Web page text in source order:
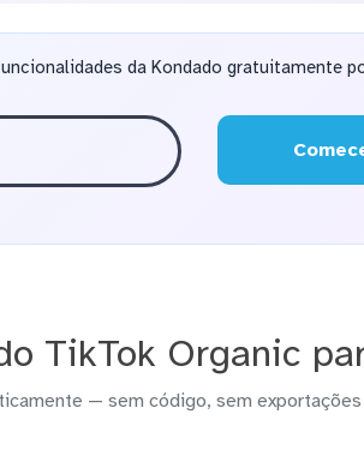
da Kondado gratuitamente
TikTok Organic
— sem código, sem exportações